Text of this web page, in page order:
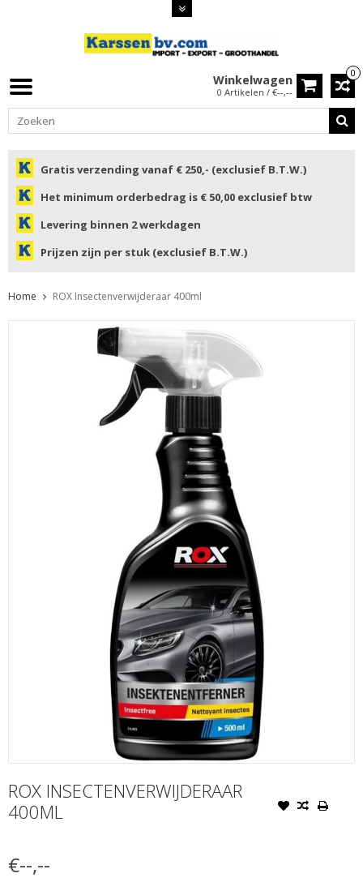
0
Winkelwagen
0 Artikelen / €--,--
Gratis verzending vanaf € 250,- (exclusief B.T.W.)
Het minimum orderbedrag is € 50,00 exclusief btw
Levering binnen 2 werkdagen
Prijzen zijn per stuk (exclusief B.T.W.)
Home ROX Insectenverwijderaar 400ml
ROX INSECTENVERWIJDERAAR
400ML
€--,--